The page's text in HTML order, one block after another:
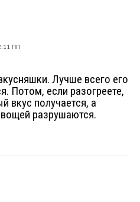
ПП
Лучше всего его
Потом, если разогреете,
вкус получается, а
разрушаются.